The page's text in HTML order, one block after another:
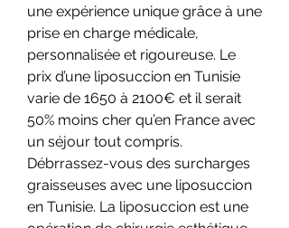
une expérience unique grâce à une
prise en charge médicale,
personnalisée et rigoureuse. Le
prix d’une liposuccion en Tunisie
varie de 1650 à 2100€ et il serait
50% moins cher qu’en France avec
un séjour tout compris.
Débrrassez-vous des surcharges
graisseuses avec une liposuccion
en Tunisie. La liposuccion est une